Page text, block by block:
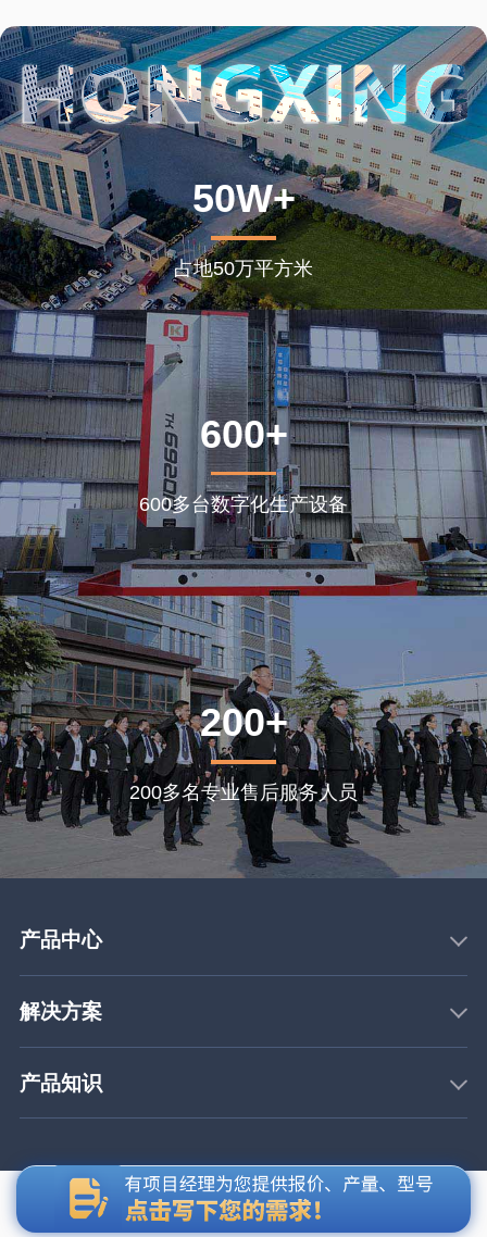
50W+
占地50万平方米
600+
600多台数字化生产设备
200+
200多名专业售后服务人员
产品中心
解决方案
产品知识